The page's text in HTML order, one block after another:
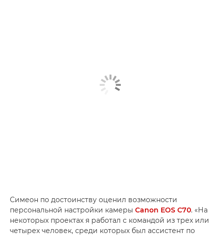
Симеон по достоинству оценил возможности
персональной настройки камеры Canon EOS C70. «На
некоторых проектах я работал с командой из трех или
четырех человек, среди которых был ассистент по